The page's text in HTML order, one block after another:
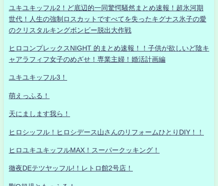
ユキユキッフル2！ど底辺的一同驚愕騒然まとめ速報！超氷河期
世代！人生の強制ロスカットですべてを失ったキグナス氷子の愛
のクリスタルキングボンビー脱出大作戦
ヒロコンプレックスNIGHT 的まとめ速報！！子供が欲しいど陰キ
ャアラフィフ女子のめざせ！専業主婦！婚活計画編
ユキユキッフル3！
萌えっふる！
天にまします我ら！
ヒロシッフル！ヒロシデース山さんのリフォームひとりDIY！！
ヒロユキユキッフルMAX！スーパークッキング！
徹夜DEテツヤッフル!！レトロ館2号店！